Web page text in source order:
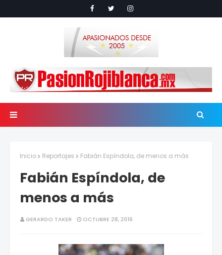
Inicio Reportajes Fabián Espíndola, de menos a más
Fabián Espíndola, de
menos a más
GERARDO TAKER OCTUBRE 28, 2016